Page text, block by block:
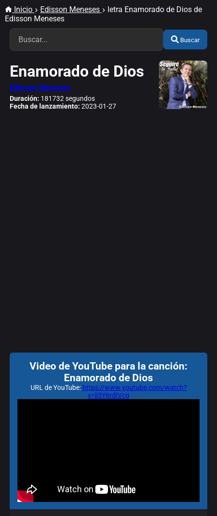
Inicio Edisson Meneses
letra Enamorado de Dios de
Edisson Meneses
Buscar
Enamorado de Dios
Edisson Meneses
Duración: 181732 segundos
Fecha de lanzamiento: 2023-01-27
Video de YouTube para la canción:
Enamorado de Dios
URL de YouTube: https://www.youtube.com/watch?
v=jj5Y6rdIVcg